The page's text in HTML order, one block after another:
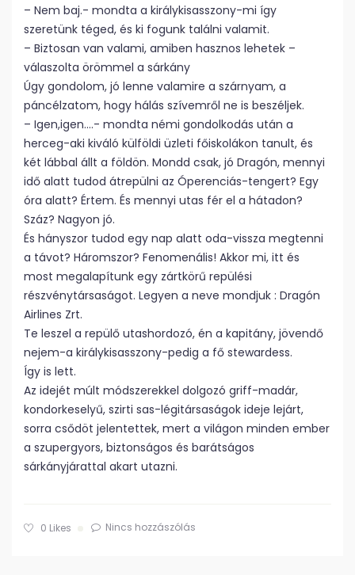
– Nem baj.- mondta a királykisasszony-mi így
szeretünk téged, és ki fogunk találni valamit.
– Biztosan van valami, amiben hasznos lehetek –
válaszolta örömmel a sárkány
Úgy gondolom, jó lenne valamire a szárnyam, a
páncélzatom, hogy hálás szívemről ne is beszéljek.
– Igen,igen….- mondta némi gondolkodás után a
herceg-aki kiváló külföldi üzleti főiskolákon tanult, és
két lábbal állt a földön. Mondd csak, jó Dragón, mennyi
idő alatt tudod átrepülni az Óperenciás-tengert? Egy
óra alatt? Értem. És mennyi utas fér el a hátadon?
Száz? Nagyon jó.
És hányszor tudod egy nap alatt oda-vissza megtenni
a távot? Háromszor? Fenomenális! Akkor mi, itt és
most megalapítunk egy zártkörű repülési
részvénytársaságot. Legyen a neve mondjuk : Dragón
Airlines Zrt.
Te leszel a repülő utashordozó, én a kapitány, jövendő
nejem-a királykisasszony-pedig a fő stewardess.
Így is lett.
Az idejét múlt módszerekkel dolgozó griff-madár,
kondorkeselyű, szirti sas-légitársaságok ideje lejárt,
sorra csődöt jelentettek, mert a világon minden ember
a szupergyors, biztonságos és barátságos
sárkányjárattal akart utazni.
0 Likes Nincs hozzászólás